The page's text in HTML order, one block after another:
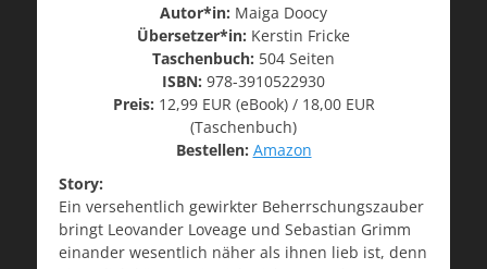
Autor*in: Maiga Doocy
Übersetzer*in: Kerstin Fricke
Taschenbuch: 504 Seiten
ISBN: 978-3910522930
Preis: 12,99 EUR (eBook) / 18,00 EUR
(Taschenbuch)
Bestellen: Amazon
Story:
Ein versehentlich gewirkter Beherrschungszauber
bringt Leovander Loveage und Sebastian Grimm
einander wesentlich näher als ihnen lieb ist, denn